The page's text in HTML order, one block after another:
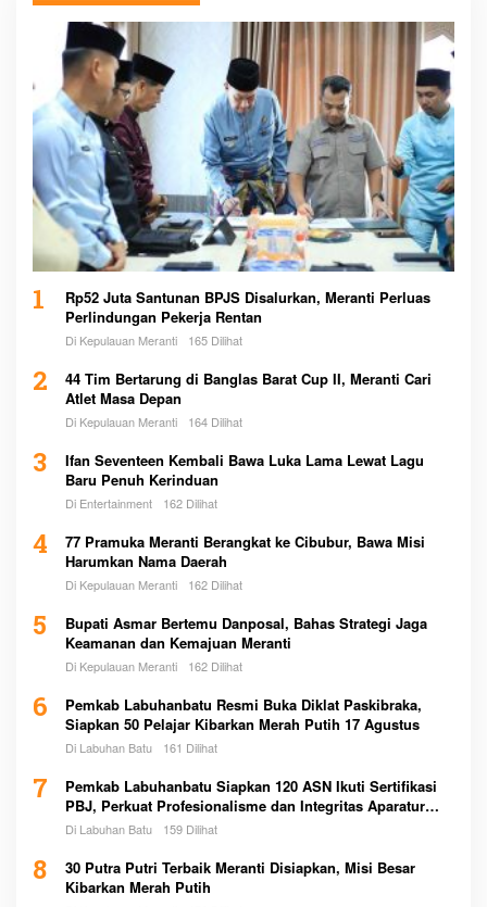
1
Rp52 Juta Santunan BPJS Disalurkan, Meranti Perluas
Perlindungan Pekerja Rentan
Di Kepulauan Meranti 165 Dilihat
2
44 Tim Bertarung di Banglas Barat Cup II, Meranti Cari
Atlet Masa Depan
Di Kepulauan Meranti 164 Dilihat
3
Ifan Seventeen Kembali Bawa Luka Lama Lewat Lagu
Baru Penuh Kerinduan
Di Entertainment 162 Dilihat
4
77 Pramuka Meranti Berangkat ke Cibubur, Bawa Misi
Harumkan Nama Daerah
Di Kepulauan Meranti 162 Dilihat
5
Bupati Asmar Bertemu Danposal, Bahas Strategi Jaga
Keamanan dan Kemajuan Meranti
Di Kepulauan Meranti 162 Dilihat
6
Pemkab Labuhanbatu Resmi Buka Diklat Paskibraka,
Siapkan 50 Pelajar Kibarkan Merah Putih 17 Agustus
Di Labuhan Batu 161 Dilihat
7
Pemkab Labuhanbatu Siapkan 120 ASN Ikuti Sertifikasi
PBJ, Perkuat Profesionalisme dan Integritas Aparatur
Pemerintah
Di Labuhan Batu 159 Dilihat
8
30 Putra Putri Terbaik Meranti Disiapkan, Misi Besar
Kibarkan Merah Putih